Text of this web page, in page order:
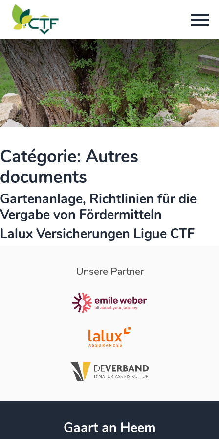
Catégorie: Autres
documents
Gartenanlage, Richtlinien für die
Vergabe von Fördermitteln
Lalux Versicherungen Ligue CTF
Unsere Partner
Gaart an Heem